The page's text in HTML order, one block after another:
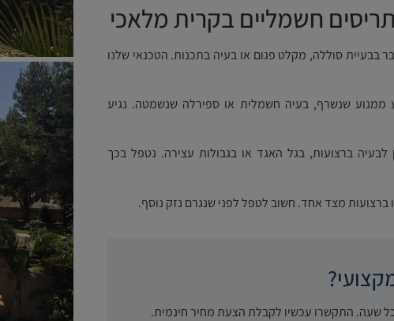
חשמליים בקרית מלאכי
בבעיית סוללה, מקלט פגום או בעיה בתכנות. הטכנאי שלנו
ממנוע שנשרף, בעיה חשמלית או ספירלה שנשמטה. נגיע
לבעיה ברצועות, בגל האגד או בגבולות עצירה. נטפל בכך
ברצועות מצד אחד. חשוב לטפל לפני שנגרם נזק נוסף.
שעה. התקשרו עכשיו לקבלת הצעת מחיר חינמית.